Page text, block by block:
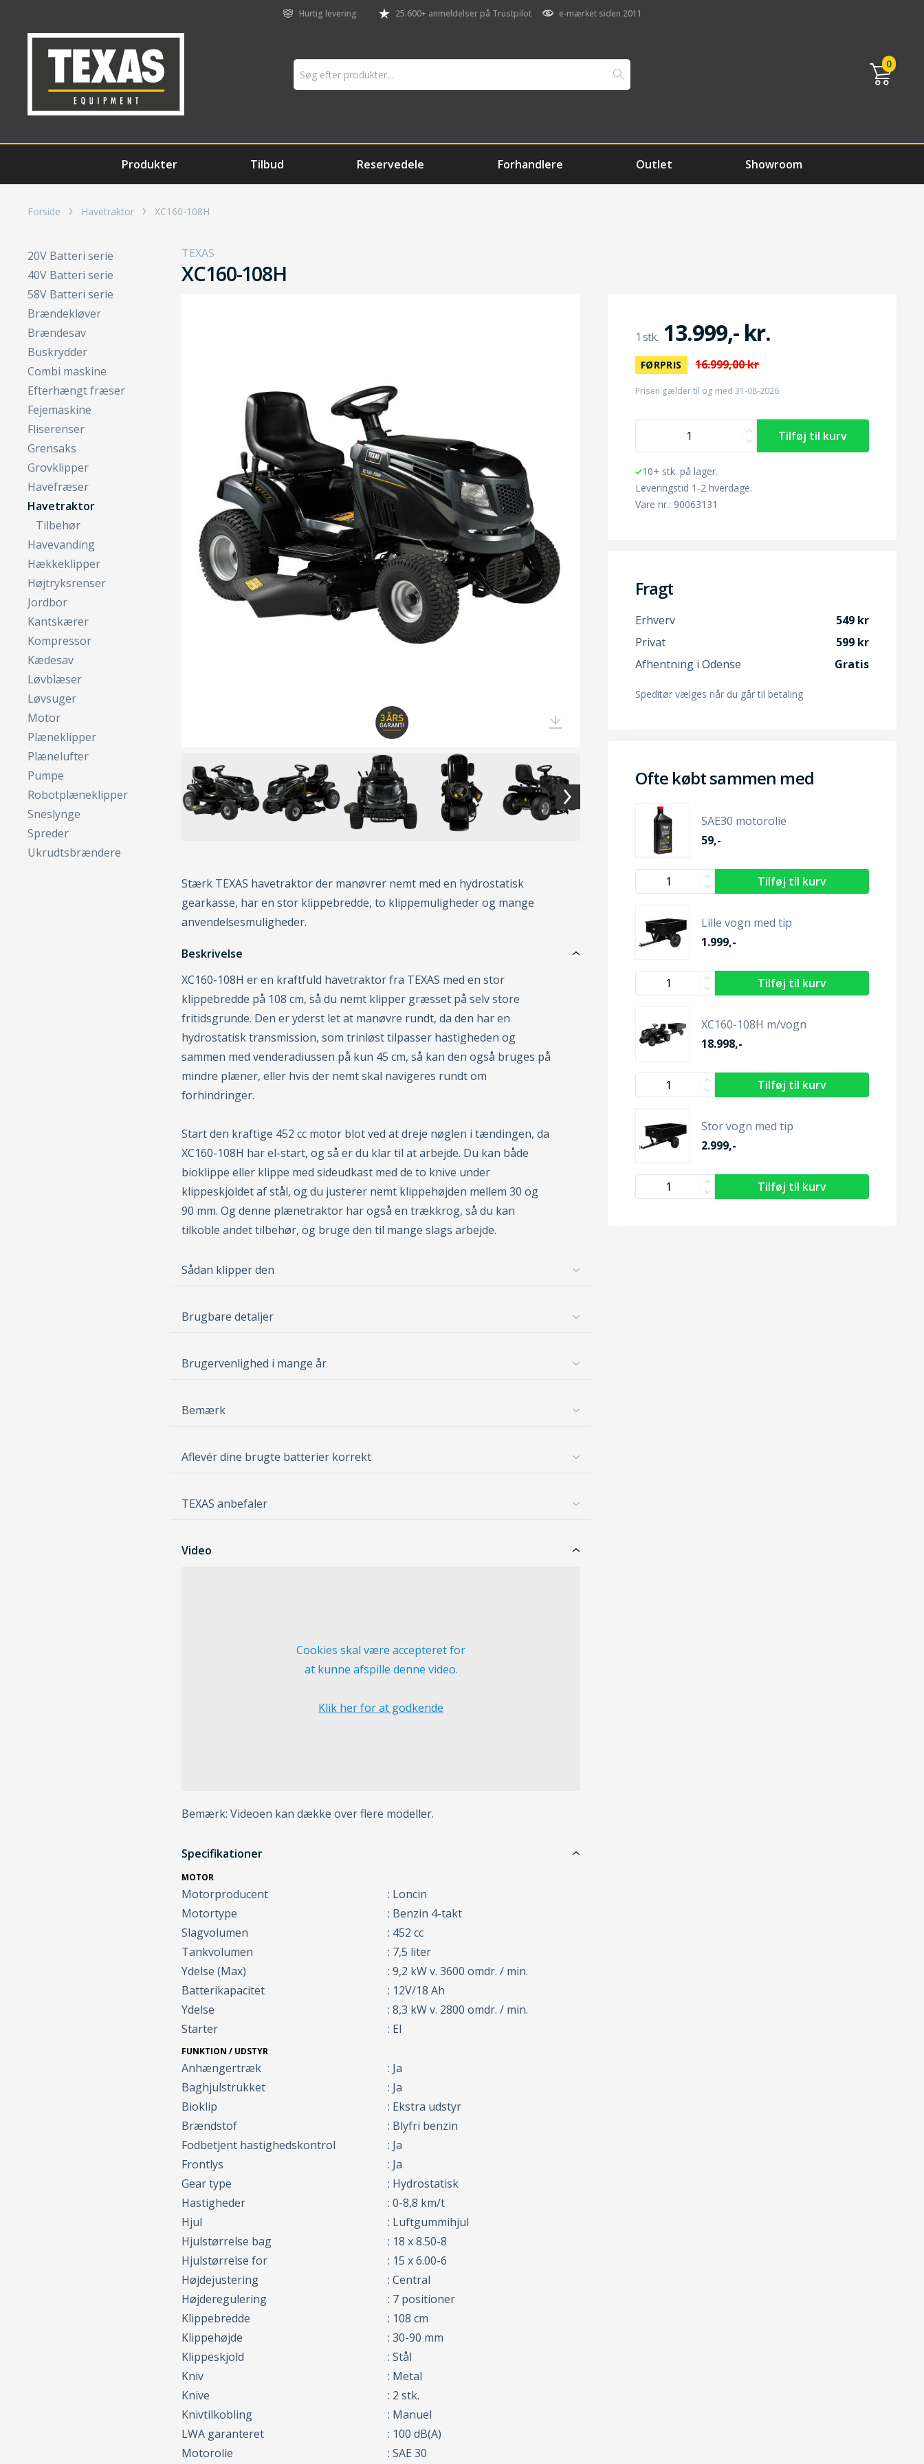
Hurtig levering 25.600+ anmeldelser på Trustpilot e-mærket siden 2011
0
Produkter Tilbud Reservedele Forhandlere Outlet Showroom
Forside Havetraktor XC160-108H
20V Batteri serie
40V Batteri serie
58V Batteri serie
Brændekløver
Brændesav
Buskrydder
Combi maskine
Efterhængt fræser
Fejemaskine
Fliserenser
Grensaks
Grovklipper
Havefræser
Havetraktor
Tilbehør
Havevanding
Hækkeklipper
Højtryksrenser
Jordbor
Kantskærer
Kompressor
Kædesav
Løvblæser
Løvsuger
Motor
Plæneklipper
Plænelufter
Pumpe
Robotplæneklipper
Sneslynge
Spreder
Ukrudtsbrændere
TEXAS
XC160-108H
Stærk TEXAS havetraktor der manøvrer nemt med en hydrostatisk
gearkasse, har en stor klippebredde, to klippemuligheder og mange
anvendelsesmuligheder.
Beskrivelse
XC160-108H er en kraftfuld havetraktor fra TEXAS med en stor
klippebredde på 108 cm, så du nemt klipper græsset på selv store
fritidsgrunde. Den er yderst let at manøvre rundt, da den har en
hydrostatisk transmission, som trinløst tilpasser hastigheden og
sammen med venderadiussen på kun 45 cm, så kan den også bruges på
mindre plæner, eller hvis der nemt skal navigeres rundt om
forhindringer.
Start den kraftige 452 cc motor blot ved at dreje nøglen i tændingen, da
XC160-108H har el-start, og så er du klar til at arbejde. Du kan både
bioklippe eller klippe med sideudkast med de to knive under
klippeskjoldet af stål, og du justerer nemt klippehøjden mellem 30 og
90 mm. Og denne plænetraktor har også en trækkrog, så du kan
tilkoble andet tilbehør, og bruge den til mange slags arbejde.
Sådan klipper den
Brugbare detaljer
Brugervenlighed i mange år
Bemærk
Aflevér dine brugte batterier korrekt
TEXAS anbefaler
Video
Cookies skal være accepteret for
at kunne afspille denne video.
Klik her for at godkende
Bemærk: Videoen kan dække over flere modeller.
Specifikationer
MOTOR
Motorproducent
: Loncin
Motortype
: Benzin 4-takt
Slagvolumen
: 452 cc
Tankvolumen
: 7,5 liter
Ydelse (Max)
: 9,2 kW v. 3600 omdr. / min.
Batterikapacitet
: 12V/18 Ah
Ydelse
: 8,3 kW v. 2800 omdr. / min.
Starter
: El
FUNKTION / UDSTYR
Anhængertræk
: Ja
Baghjulstrukket
: Ja
Bioklip
: Ekstra udstyr
Brændstof
: Blyfri benzin
Fodbetjent hastighedskontrol
: Ja
Frontlys
: Ja
Gear type
: Hydrostatisk
Hastigheder
: 0-8,8 km/t
Hjul
: Luftgummihjul
Hjulstørrelse bag
: 18 x 8.50-8
Hjulstørrelse for
: 15 x 6.00-6
Højdejustering
: Central
Højderegulering
: 7 positioner
Klippebredde
: 108 cm
Klippehøjde
: 30-90 mm
Klippeskjold
: Stål
Kniv
: Metal
Knive
: 2 stk.
Knivtilkobling
: Manuel
LWA garanteret
: 100 dB(A)
Motorolie
: SAE 30
13.999,- kr.
FØRPRIS 16.999,00 kr
Prisen gælder til og med 31-08-2026
10+ stk. på lager.
Leveringstid 1-2 hverdage.
Vare nr.: 90063131
Fragt
Erhverv
549
Privat
599
Afhentning i Odense
Gratis
Speditør vælges når du går til betaling
Ofte købt sammen med
SAE30 motorolie
59,-
Lille vogn med tip
1.999,-
XC160-108H m/vogn
18.998,-
Stor vogn med tip
2.999,-